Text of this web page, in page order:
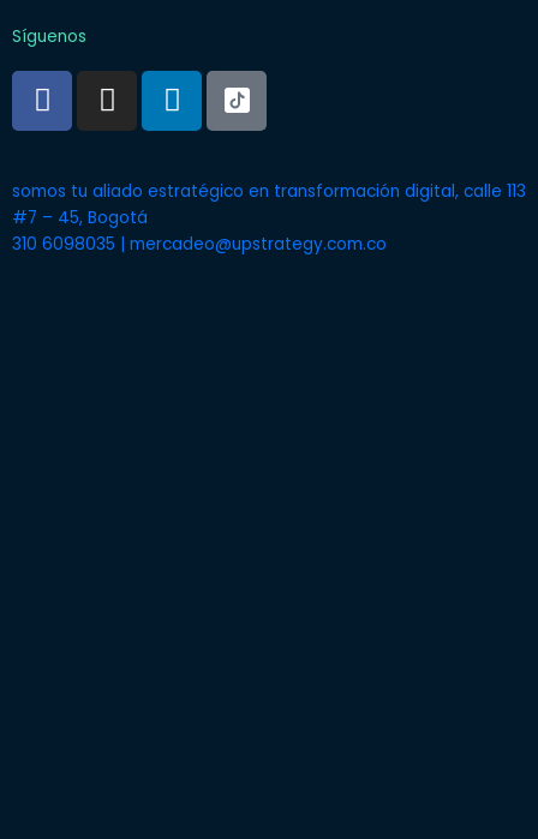
Síguenos
F
a
c
b
o
o
I
n
s
t
a
g
r
L
i
n
k
e
d
i
somos tu aliado estratégico en transformación digital, calle 113
#7 – 45, Bogotá
310 6098035 | mercadeo@upstrategy.com.co